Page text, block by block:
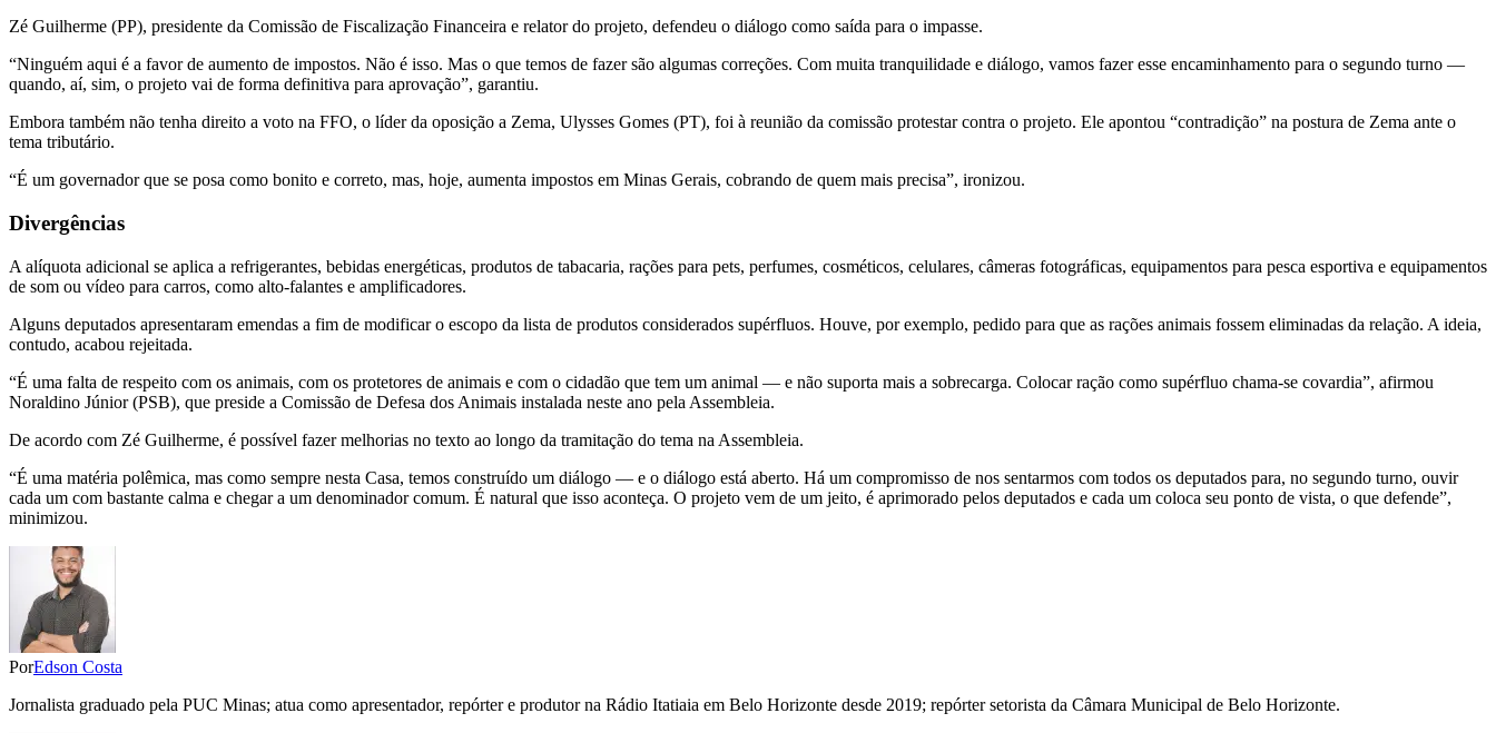
Zé Guilherme (PP), presidente da Comissão de Fiscalização Financeira e relator do projeto, defendeu o diálogo como saída para o impasse.
“Ninguém aqui é a favor de aumento de impostos. Não é isso. Mas o que temos de fazer são algumas correções. Com muita tranquilidade e diálogo, vamos fazer esse encaminhamento para o segundo turno —
quando, aí, sim, o projeto vai de forma definitiva para aprovação”, garantiu.
Embora também não tenha direito a voto na FFO, o líder da oposição a Zema, Ulysses Gomes (PT), foi à reunião da comissão protestar contra o projeto. Ele apontou “contradição” na postura de Zema ante o
tema tributário.
“É um governador que se posa como bonito e correto, mas, hoje, aumenta impostos em Minas Gerais, cobrando de quem mais precisa”, ironizou.
Divergências
A alíquota adicional se aplica a refrigerantes, bebidas energéticas, produtos de tabacaria, rações para pets, perfumes, cosméticos, celulares, câmeras fotográficas, equipamentos para pesca esportiva e equipamentos
de som ou vídeo para carros, como alto-falantes e amplificadores.
Alguns deputados apresentaram emendas a fim de modificar o escopo da lista de produtos considerados supérfluos. Houve, por exemplo, pedido para que as rações animais fossem eliminadas da relação. A ideia,
contudo, acabou rejeitada.
“É uma falta de respeito com os animais, com os protetores de animais e com o cidadão que tem um animal — e não suporta mais a sobrecarga. Colocar ração como supérfluo chama-se covardia”, afirmou
Noraldino Júnior (PSB), que preside a Comissão de Defesa dos Animais instalada neste ano pela Assembleia.
De acordo com Zé Guilherme, é possível fazer melhorias no texto ao longo da tramitação do tema na Assembleia.
“É uma matéria polêmica, mas como sempre nesta Casa, temos construído um diálogo — e o diálogo está aberto. Há um compromisso de nos sentarmos com todos os deputados para, no segundo turno, ouvir
cada um com bastante calma e chegar a um denominador comum. É natural que isso aconteça. O projeto vem de um jeito, é aprimorado pelos deputados e cada um coloca seu ponto de vista, o que defende”,
minimizou.
PorEdson Costa
Jornalista graduado pela PUC Minas; atua como apresentador, repórter e produtor na Rádio Itatiaia em Belo Horizonte desde 2019; repórter setorista da Câmara Municipal de Belo Horizonte.